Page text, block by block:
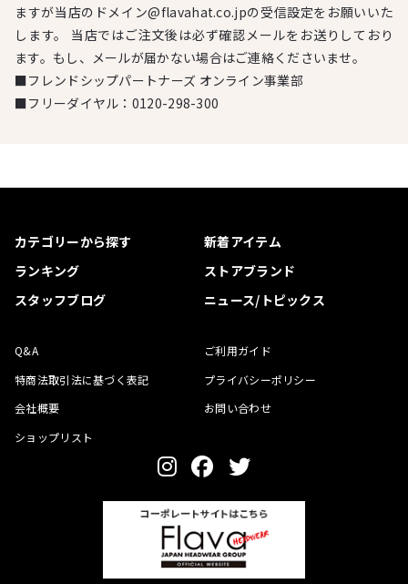
ますが当店のドメイン@flavahat.co.jpの受信設定をお願いいた
します。 当店ではご注文後は必ず確認メールをお送りしており
ます。もし、メールが届かない場合はご連絡くださいませ。
■フレンドシップパートナーズ オンライン事業部
■フリーダイヤル： 0120-298-300
カテゴリーから探す
新着アイテム
ランキング
ストアブランド
スタッフブログ
ニュース/トピックス
Q&A
ご利用ガイド
特商法取引法に基づく表記
プライバシーポリシー
会社概要
お問い合わせ
ショップリスト